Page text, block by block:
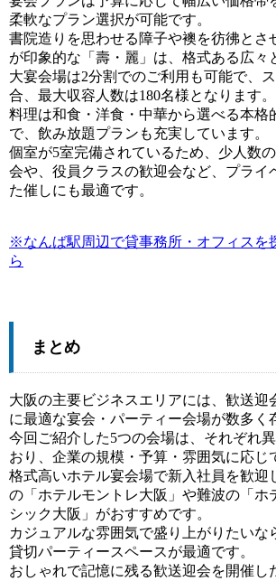
柔軟なプラン選択が可能です。
書院造りを思わせる障子や襖を彷彿とさ
が印象的な「壽・麗」は、格式ある広々
大宴会場は2分割でのご利用も可能で、
合、最大収容人数は180名様となります。
料理は和食・洋食・中華から選べる本格
で、飲み放題プランも充実しています。
個室が5室完備されているため、少人数
会や、役員クラスの歓迎会など、プライ
た催しにも最適です。
※なんば駅周辺で貸事務所・オフィスを
ら
まとめ
大阪の主要ビジネスエリアには、歓送迎
に最適な宴会・パーティー会場が数多く
今回ご紹介した5つの会場は、それぞれ
おり、企業の規模・予算・雰囲気に応じ
格式高いホテル宴会場で新入社員を歓迎
の「ホテルモントレ大阪」や難波の「ホ
シック大阪」がおすすめです。
カジュアルな雰囲気で盛り上がりたいな
貸切パーティースペースが最適です。
おしゃれで記憶に残る歓送迎会を開催し